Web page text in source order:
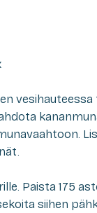
Paista 175
siihen